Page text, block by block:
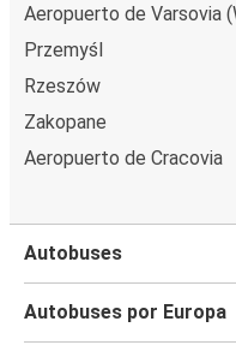
Aeropuerto de Varsovia
Przemyśl
Rzeszów
Zakopane
Aeropuerto de Cracovia
Autobuses
Autobuses por Europa